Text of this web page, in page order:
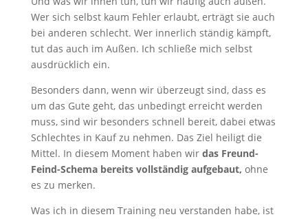
Wer sich selbst kaum Fehler erlaubt, erträgt sie auch
bei anderen schlecht. Wer innerlich ständig kämpft,
tut das auch im Außen. Ich schließe mich selbst
ausdrücklich ein.
Besonders dann, wenn wir überzeugt sind, dass es
um das Gute geht, das unbedingt erreicht werden
muss, sind wir besonders schnell bereit, dabei etwas
Schlechtes in Kauf zu nehmen. Das Ziel heiligt die
Mittel. In diesem Moment haben wirdas Freund-
Feind-Schema bereits vollständig aufgebaut, ohne
es zu merken.
Was ich in diesem Training neu verstanden habe, ist